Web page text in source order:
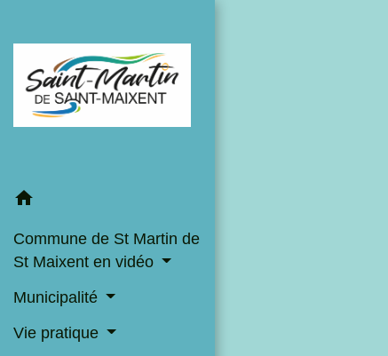
home
Commune de St Martin de
St Maixent en vidéo
Municipalité
Vie pratique